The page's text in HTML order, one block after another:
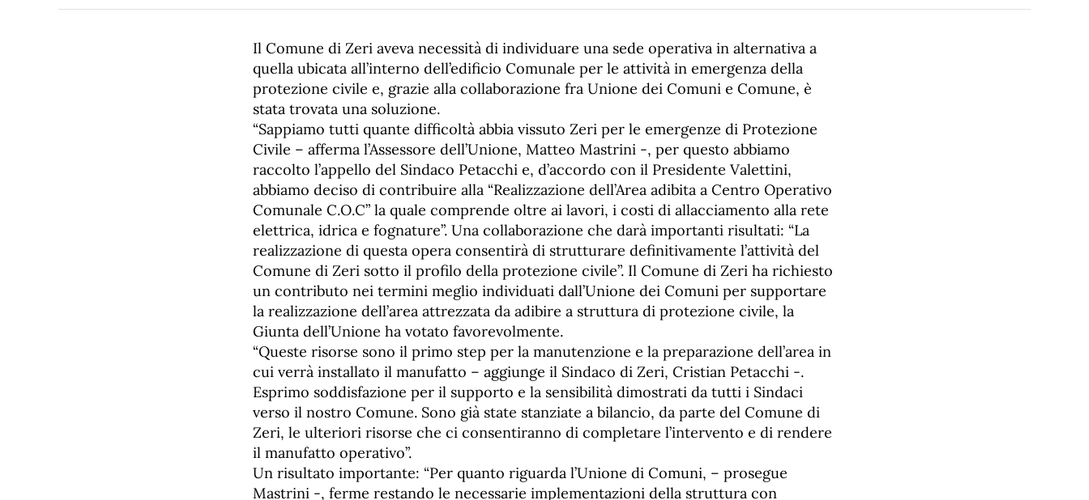
Il Comune di Zeri aveva necessità di individuare una sede operativa in alternativa a
quella ubicata all’interno dell’edificio Comunale per le attività in emergenza della
protezione civile e, grazie alla collaborazione fra Unione dei Comuni e Comune, è
stata trovata una soluzione.
“Sappiamo tutti quante difficoltà abbia vissuto Zeri per le emergenze di Protezione
Civile – afferma l’Assessore dell’Unione, Matteo Mastrini -, per questo abbiamo
raccolto l’appello del Sindaco Petacchi e, d’accordo con il Presidente Valettini,
abbiamo deciso di contribuire alla “Realizzazione dell’Area adibita a Centro Operativo
Comunale C.O.C” la quale comprende oltre ai lavori, i costi di allacciamento alla rete
elettrica, idrica e fognature”. Una collaborazione che darà importanti risultati: “La
realizzazione di questa opera consentirà di strutturare definitivamente l’attività del
Comune di Zeri sotto il profilo della protezione civile”. Il Comune di Zeri ha richiesto
un contributo nei termini meglio individuati dall’Unione dei Comuni per supportare
la realizzazione dell’area attrezzata da adibire a struttura di protezione civile, la
Giunta dell’Unione ha votato favorevolmente.
“Queste risorse sono il primo step per la manutenzione e la preparazione dell’area in
cui verrà installato il manufatto – aggiunge il Sindaco di Zeri, Cristian Petacchi -.
Esprimo soddisfazione per il supporto e la sensibilità dimostrati da tutti i Sindaci
verso il nostro Comune. Sono già state stanziate a bilancio, da parte del Comune di
Zeri, le ulteriori risorse che ci consentiranno di completare l’intervento e di rendere
il manufatto operativo”.
Un risultato importante: “Per quanto riguarda l’Unione di Comuni, – prosegue
Mastrini -, ferme restando le necessarie implementazioni della struttura con